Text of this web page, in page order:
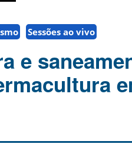
Sessões ao vivo
e